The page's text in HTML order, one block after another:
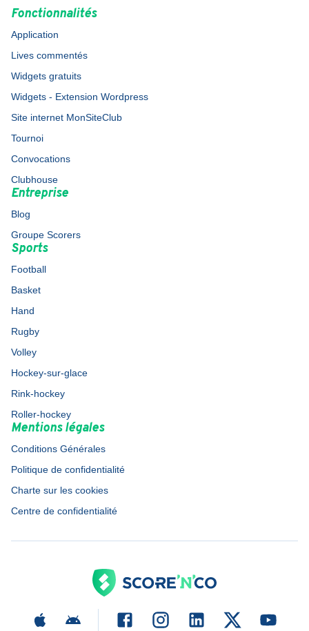
Fonctionnalités
Application
Lives commentés
Widgets gratuits
Widgets - Extension Wordpress
Site internet MonSiteClub
Tournoi
Convocations
Clubhouse
Entreprise
Blog
Groupe Scorers
Sports
Football
Basket
Hand
Rugby
Volley
Hockey-sur-glace
Rink-hockey
Roller-hockey
Mentions légales
Conditions Générales
Politique de confidentialité
Charte sur les cookies
Centre de confidentialité